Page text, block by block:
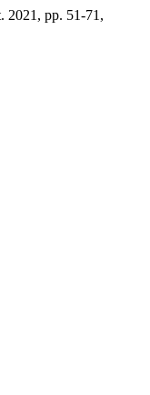
2021, pp. 51-71,